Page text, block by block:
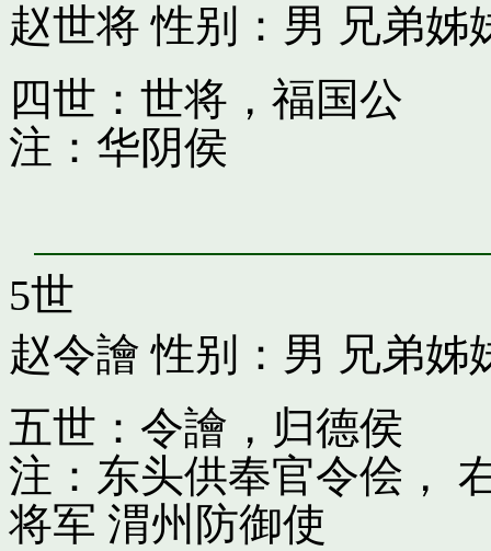
赵世将 性别：男 兄弟姊
四世：世将，福国公
注：华阴侯
5世
赵令譮 性别：男 兄弟姊
五世：令譮，归德侯
注：东头供奉官令侩，
将军 渭州防御使